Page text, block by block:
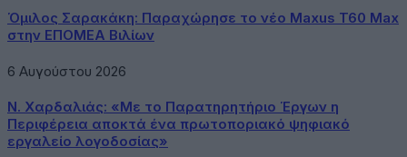
Όμιλος Σαρακάκη: Παραχώρησε το νέο Maxus T60 Max
στην ΕΠΟΜΕΑ Βιλίων
6 Αυγούστου 2026
Ν. Χαρδαλιάς: «Με το Παρατηρητήριο Έργων η
Περιφέρεια αποκτά ένα πρωτοποριακό ψηφιακό
εργαλείο λογοδοσίας»